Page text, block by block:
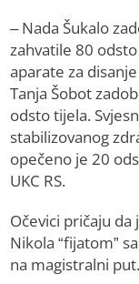
– Nada Šukalo
zahvatile 80
aparate za
Tanja Šobot
odsto tijela.
stabilizovanog
opečeno je 20
UKC RS.
Očevici pričaju
Nikola “fijatom”
na magistralni put.